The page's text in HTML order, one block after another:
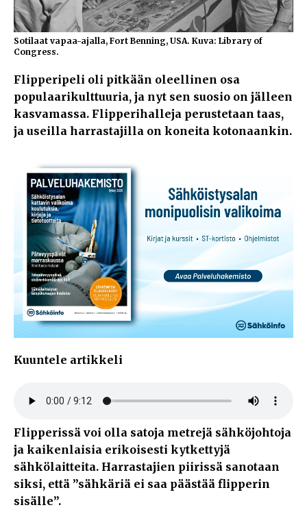
Sotilaat vapaa-ajalla, Fort Benning, USA. Kuva: Library of
Congress.
Flipperipeli oli pitkään oleellinen osa
populaarikulttuuria, ja nyt sen suosio on jälleen
kasvamassa. Flipperihalleja perustetaan taas,
ja useilla harrastajilla on koneita kotonaankin.
Kuuntele artikkeli
Flipperissä voi olla satoja metrejä sähköjohtoja
ja kaikenlaisia erikoisesti kytkettyjä
sähkölaitteita. Harrastajien piirissä sanotaan
siksi, että ”sähkäriä ei saa päästää flipperin
sisälle”.